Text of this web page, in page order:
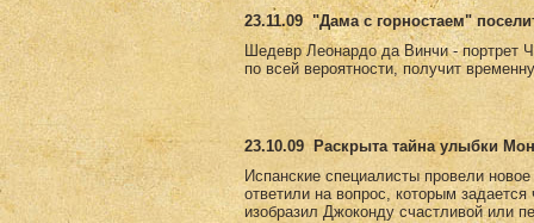
23.11.09 "Дама с горностаем"
Шедевр Леонардо да Винчи - портрет
по всей вероятности, получит
23.10.09
Раскрыта тайна улыбки
Испанские специалисты провели
ответили на вопрос, которым
изобразил Джоконду счастливой или